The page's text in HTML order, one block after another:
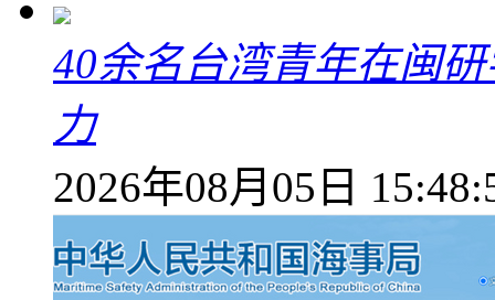
40余名台湾青年在闽
力
2026年08月05日